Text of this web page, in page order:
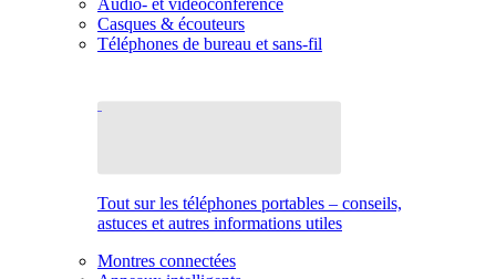
Audio- et vidéoconférence
Casques & écouteurs
Téléphones de bureau et sans-fil
Tout sur les téléphones portables – conseils,
astuces et autres informations utiles
Montres connectées